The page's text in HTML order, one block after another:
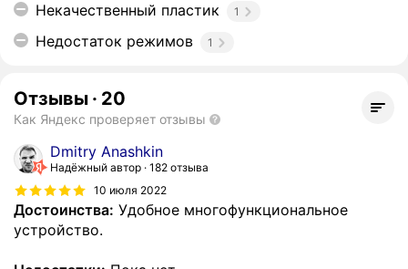
Некачественный пластик 1
Недостаток режимов 1
Отзывы · 20
Как Яндекс проверяет отзывы
Dmitry Anashkin
Надёжный автор 182 отзыва
10 июля 2022
Достоинства: Удобное многофункциональное
устройство.